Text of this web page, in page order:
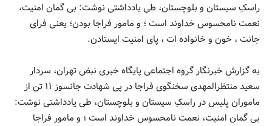
راسکِ سیستان و بلوچستان، طی یادداشتی نوشت: بی گمان امنیت،
نعمت نامحسوس خداوند است ؛ و مامور فراجا بودن؛ یعنی فرای
جانت ، خون و خانواده ات ، پای امنیت ایستادن.
به گزارش خبرنگار گروه اجتماعی پایگاه خبری نبض تهران، سردار
سعید منتظرالمهدی سخنگوی فراجا در پی شهادت جانسوز ۱۱ تن از
ماموران پلیس در راسکِ سیستان و بلوچستان، طی یادداشتی نوشت:
بی گمان امنیت، نعمت نامحسوس خداوند است ؛ و مامور فراجا